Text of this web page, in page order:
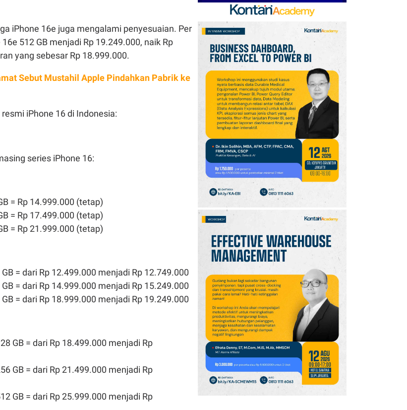
iPhone 16e juga mengalami penyesuaian. Per
512 GB menjadi Rp 19.249.000, naik Rp
yang sebesar Rp 18.999.000.
Sebut Mustahil Apple Pindahkan Pabrik ke
iPhone 16 di Indonesia:
series iPhone 16:
= Rp 14.999.000 (tetap)
= Rp 17.499.000 (tetap)
= Rp 21.999.000 (tetap)
= dari Rp 12.499.000 menjadi Rp 12.749.000
= dari Rp 14.999.000 menjadi Rp 15.249.000
= dari Rp 18.999.000 menjadi Rp 19.249.000
GB = dari Rp 18.499.000 menjadi Rp
GB = dari Rp 21.499.000 menjadi Rp
GB = dari Rp 25.999.000 menjadi Rp